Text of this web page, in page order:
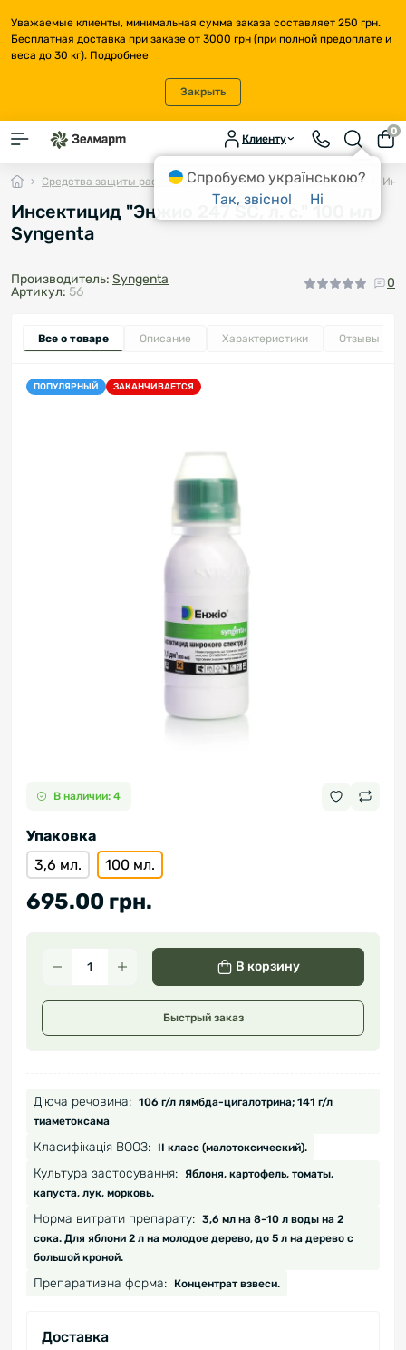
Уважаемые клиенты, минимальная сумма заказа составляет 250 грн.
Бесплатная доставка при заказе от 3000 грн (при полной предоплате и
веса до 30 кг). Подробнее
Закрыть
Клиенту
0
Средства защиты растений Инсектициды (от вредителей)
Инсектицид "Энжио 247 SC, л. с." 100 мл
Syngenta
Производитель: Syngenta
Артикул: 56
0
Все о товаре Описание Характеристики Отзывы
ПОПУЛЯРНЫЙ ЗАКАНЧИВАЕТСЯ
В наличии: 4
Упаковка
3,6 мл.
100 мл.
695.00 грн.
В корзину
Быстрый заказ
Діюча речовина: 106 г/л лямбда-цигалотрина; 141 г/л
тиаметоксама
Класифікація ВООЗ: ІІ класс (малотоксический).
Культура застосування:
Яблоня, картофель, томаты,
капуста, лук, морковь.
Норма витрати препарату: 3,6 мл на 8-10 л воды на 2
сока. Для яблони 2 л на молодое дерево, до 5 л на дерево с
большой кроной.
Препаративна форма: Концентрат взвеси.
Доставка
Спробуємо українською?
Так, звісно!
Ні